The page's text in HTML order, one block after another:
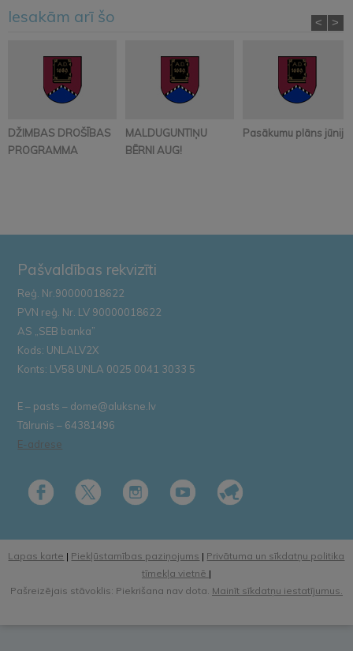
Iesakām arī šo
DŽIMBAS DROŠĪBAS
PROGRAMMA
MALDUGUNTIŅU
BĒRNI AUG!
Pasākumu plāns jūnijā
< >
Pašvaldības rekvizīti
Reģ. Nr.90000018622
PVN reģ. Nr. LV 90000018622
AS „SEB banka”
Kods: UNLALV2X
Konts: LV58 UNLA 0025 0041 3033 5
E – pasts – dome@aluksne.lv
Tālrunis – 64381496
E-adrese
Lapas karte | Piekļūstamības paziņojums | Privātuma un sīkdatņu politika
tīmekļa vietnē |
Pašreizējais stāvoklis: Piekrišana nav dota. Mainīt sīkdatņu iestatījumus.